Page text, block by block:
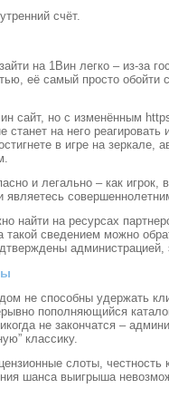
счёт.
на 1Вин легко – из-за
её самый просто обойти
сайт, но с изменённым
на него реагировать
в игре на зеркале,
и легально – как
являетесь
найти на ресурсах
такой сведением можно
не способны удержать
пополняющийся
не закончатся –
классику.
слоты, честность
шанса выигрыша